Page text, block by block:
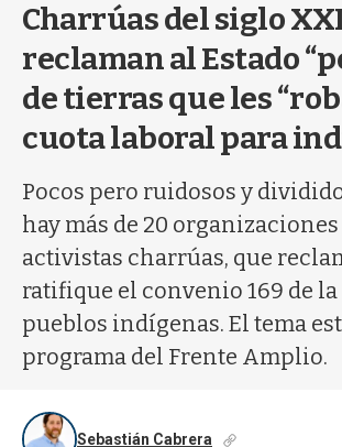
Charrúas del siglo
reclaman al Estado
de tierras que les
cuota laboral para
Pocos pero ruidosos y
hay más de 20 organizaciones
activistas charrúas, que
ratifique el convenio 169 de la
pueblos indígenas. El tema
programa del Frente Amplio.
Sebastián Cabrera